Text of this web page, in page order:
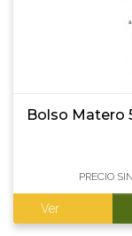
Bolso Matero
PRECIO
Ver